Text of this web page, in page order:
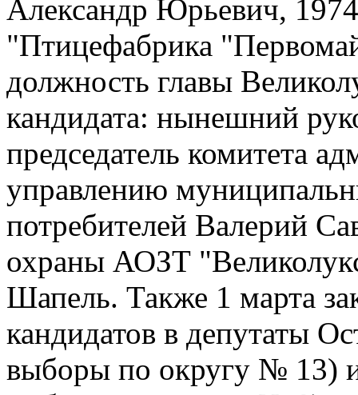
Александр Юрьевич,
"Птицефабрика
должность главы
кандидата: нынешний
председатель комитета
управлению
потребителей Валерий
охраны АОЗТ
Шапель. Также 1 марта
кандидатов в депутаты
выборы по округу № 13)